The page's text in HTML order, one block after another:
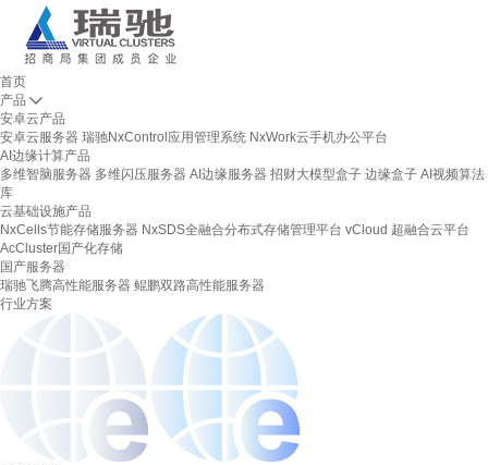
首页
产品
安卓云产品
安卓云服务器 瑞驰NxControl应用管理系统 NxWork云手机办公平台
AI边缘计算产品
多维智脑服务器 多维闪压服务器 AI边缘服务器 招财大模型盒子 边缘盒子 AI视频算法
库
云基础设施产品
NxCells节能存储服务器 NxSDS全融合分布式存储管理平台 vCloud 超融合云平台
AcCluster国产化存储
国产服务器
瑞驰飞腾高性能服务器 鲲鹏双路高性能服务器
行业方案